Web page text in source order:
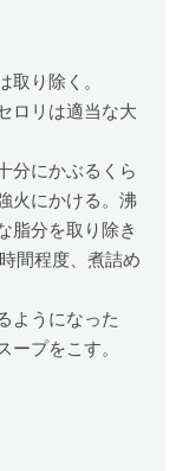
り除く。
ロリは適当な大
分にかぶるくら
火にかける。沸
脂分を取り除き
間程度、煮詰め
ようになった
ープをこす。